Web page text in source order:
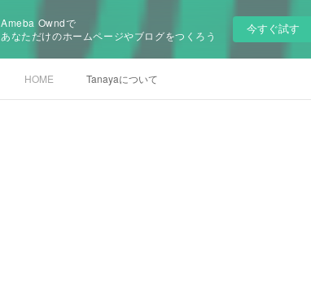
Ameba Owndで
あなただけのホームページやブログをつくろう
今すぐ試す
HOME Tanayaについて